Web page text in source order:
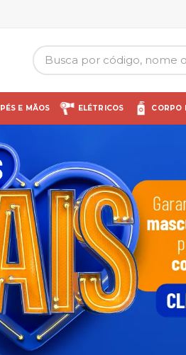
PÉS E MÃOS ELÉTRICOS CORPO